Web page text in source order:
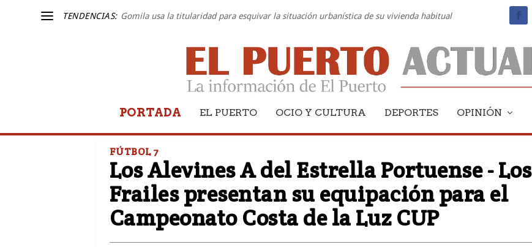
TENDENCIAS: Gomila usa la titularidad para esquivar la situación urbanística de su vivienda habitual
PORTADA EL PUERTO OCIO Y CULTURA DEPORTES OPINIÓN
FÚTBOL 7
Los Alevines A del Estrella Portuense - Los
Frailes presentan su equipación para el
Campeonato Costa de la Luz CUP